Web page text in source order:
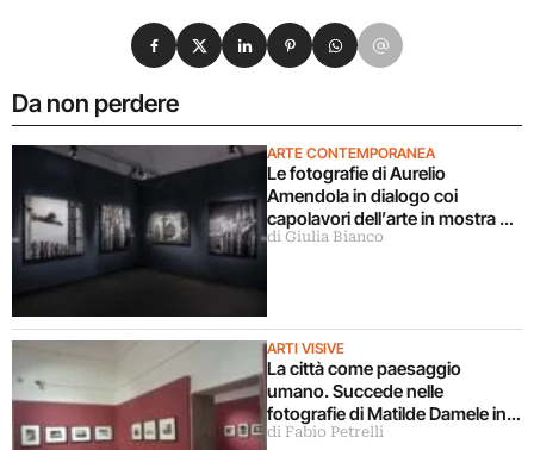
Da non perdere
ARTE CONTEMPORANEA
Le fotografie di Aurelio
Amendola in dialogo coi
capolavori dell’arte in mostra a
Milano
di Giulia Bianco
ARTI VISIVE
La città come paesaggio
umano. Succede nelle
fotografie di Matilde Damele in
mostra a Roma
di Fabio Petrelli
Condividi su Facebook
Condividi su X
Condividi su LinkedIn
Condividi su Pinterest
Condividi su WhatsApp
Condividi su Email